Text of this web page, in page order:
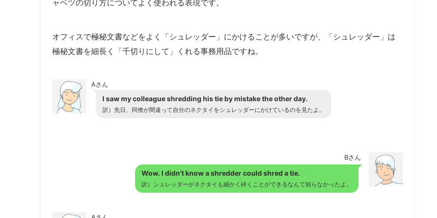
ャベツの切り方についてよく使われる表現です。
オフィスで極秘文書などをよく「シュレッダー」にかけることが多いですが、「シュレッダー」は
極秘文書を細長く「千切りにして」くれる事務用品ですね。
Aさん
I saw my colleague shredding his tie by mistake the other day.
訳）先日、同僚が間違って自分のネクタイをシュレッダーにかけているのを見たよ。
Bさん
Wow. I didn’t know a shredder could shred a tie.
訳）シュレッダーがネクタイも細かく砕くことができるなんて知らなかったよ。